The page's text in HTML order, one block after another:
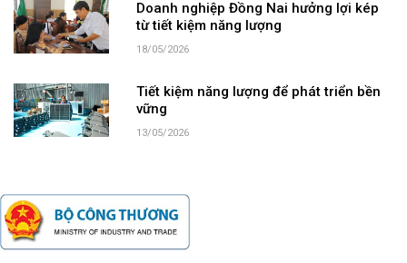
Doanh nghiệp Đồng Nai hưởng lợi kép
từ tiết kiệm năng lượng
18/05/2026
Tiết kiệm năng lượng để phát triển bền
vững
13/05/2026